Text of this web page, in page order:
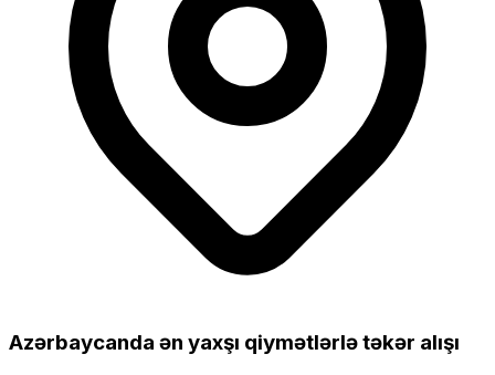
Azərbaycanda ən yaxşı qiymətlərlətəkər alışı